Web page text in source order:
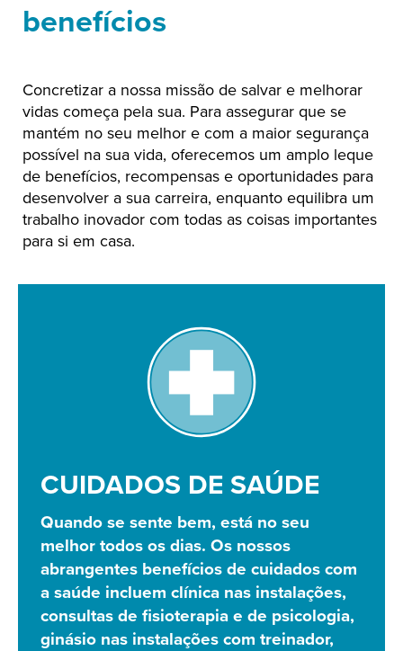
benefícios
Concretizar a nossa missão de salvar e melhorar
vidas começa pela sua. Para assegurar que se
mantém no seu melhor e com a maior segurança
possível na sua vida, oferecemos um amplo leque
de benefícios, recompensas e oportunidades para
desenvolver a sua carreira, enquanto equilibra um
trabalho inovador com todas as coisas importantes
para si em casa.
CUIDADOS DE SAÚDE
Quando se sente bem, está no seu
melhor todos os dias. Os nossos
abrangentes benefícios de cuidados com
a saúde incluem clínica nas instalações,
consultas de fisioterapia e de psicologia,
ginásio nas instalações com treinador,